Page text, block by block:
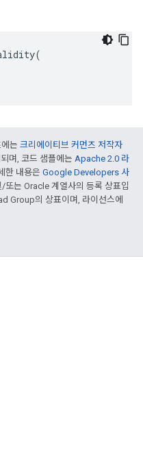
(
는 크리에이티브 커먼즈 저작자
며, 코드 샘플에는 Apache 2.0 라
한 내용은 Google Developers 사
는 Oracle 계열사의 등록 상표입
Group의 상표이며, 라이선스에